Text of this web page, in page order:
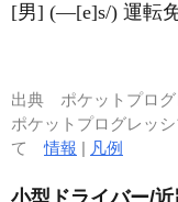
[男] (―[e]s/) 運転
出典 ポケットプロ
ポケットプログレッ
て情報 | 凡例
小型ドライバー/